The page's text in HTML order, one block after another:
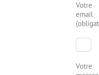
Votre
email
Votre